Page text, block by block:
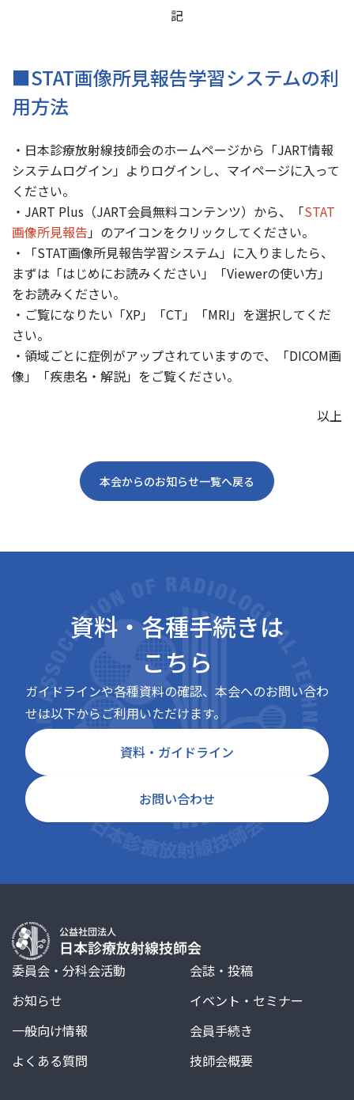
記
■STAT画像所見報告学習システムの利
用方法
・日本診療放射線技師会のホームページから「JART情報
システムログイン」よりログインし、マイページに入って
ください。
・JART Plus（JART会員無料コンテンツ）から、「STAT
画像所見報告」のアイコンをクリックしてください。
・「STAT画像所見報告学習システム」に入りましたら、
まずは「はじめにお読みください」「Viewerの使い方」
をお読みください。
・ご覧になりたい「XP」「CT」「MRI」を選択してくだ
さい。
・領域ごとに症例がアップされていますので、「DICOM画
像」「疾患名・解説」をご覧ください。
以上
本会からのお知らせ一覧へ戻る
資料・各種手続きは
こちら
ガイドラインや各種資料の確認、本会へのお問い合わ
せは以下からご利用いただけます。
資料・ガイドライン
お問い合わせ
委員会・分科会活動
会誌・投稿
お知らせ
イベント・セミナー
一般向け情報
会員手続き
よくある質問
技師会概要